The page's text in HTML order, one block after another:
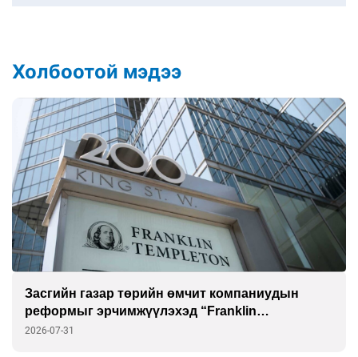
Холбоотой мэдээ
Засгийн газар төрийн өмчит компаниудын
реформыг эрчимжүүлэхэд “Franklin
Templeton”-той хамтарна
2026-07-31